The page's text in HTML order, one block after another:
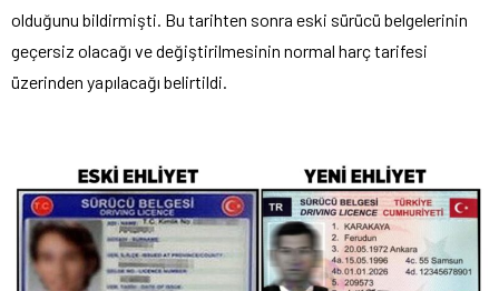
olduğunu bildirmişti. Bu tarihten sonra eski sürücü belgelerinin
geçersiz olacağı ve değiştirilmesinin normal harç tarifesi
üzerinden yapılacağı belirtildi.